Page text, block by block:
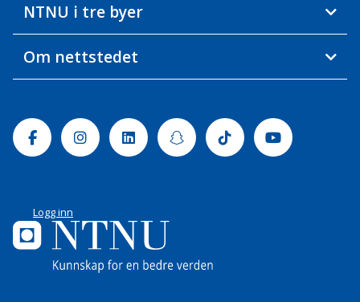
NTNU i tre byer
Om nettstedet
FacebookInstagramLinkedinSnapchatTiktok Youtube
Logg inn